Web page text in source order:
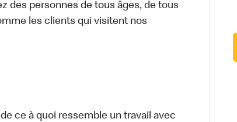
des personnes de tous âges, de tous
les clients qui visitent nos
ce à quoi ressemble un travail avec